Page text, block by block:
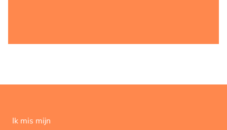
Ik mis mijn